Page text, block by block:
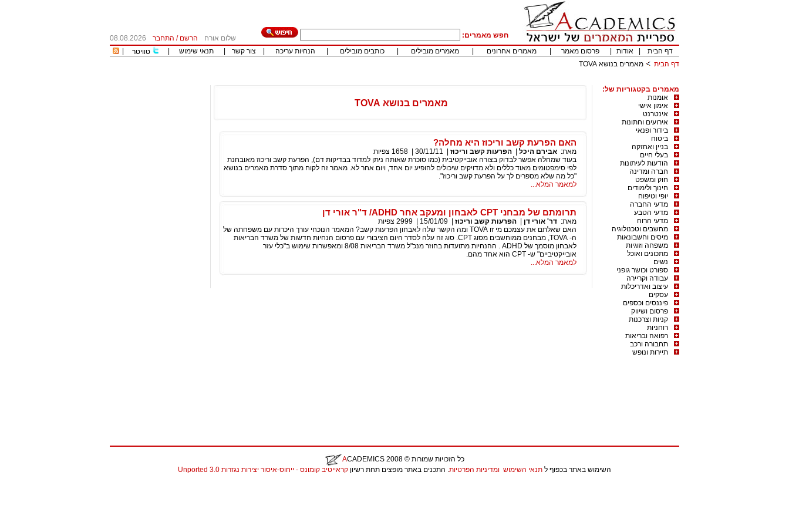
חפש מאמרים: שלום אורח הרשם / התחבר
08.08.2026
דף הבית
אודות פרסום מאמר מאמרים אחרונים מאמרים מובילים כותבים מובילים הנחיות עריכה צור קשר תנאי שימוש טוויטר
דף הבית
מאמרים בנושא TOVA
מאמרים בקטגוריות של:
אומנות
אימון אישי
אינטרנט
אירועים וחתונות
בידור ופנאי
ביטוח
בניין ואחזקה
בעלי חיים
הודעות לעיתונות
חברה ומדינה
חוק ומשפט
חינוך ולימודים
יופי וטיפוח
מדעי החברה
מדעי הטבע
מדעי הרוח
מחשבים וטכנולוגיה
מיסים וחשבונאות
משפחה וזוגיות
מתכונים ואוכל
נשים
ספורט וכושר גופני
עבודה וקריירה
עיצוב ואדריכלות
עסקים
פיננסים וכספים
פרסום ושיווק
קניות וצרכנות
רוחניות
רפואה ובריאות
תחבורה ורכב
תיירות ונופש
מאמרים בנושא TOVA
האם הפרעת קשב וריכוז היא מחלה?
מאת: אבירם היכל |הפרעות קשב וריכוז 30/11/11
|
1658 צפיות
בעוד שמחלה אפשר לבדוק בצורה אובייקטיבית (כמו סוכרת שאותה ניתן למדוד בבדיקות דם), הפרעת קשב וריכוז מאובחנת
לפי סימפטומים מאוד כללים ולא מדויקים שיכולים להופיע יום אחד, ויום אחר לא. מאמר זה לקוח מתוך סדרת מאמרים בנושא
"כל מה שלא מספרים לך על הפרעת קשב וריכוז".
למאמר המלא...
תרומתם של מבחני CPT לאבחון ומעקב אחר ADHD/ ד"ר אורי דן
מאת: דר' אורי דן |הפרעות קשב וריכוז |
15/01/09
|
2999 צפיות
האם שאלתם את עצמכם מי זו TOVA ומה הקשר שלה לאבחון הפרעות קשב? המאמר הנוכחי עורך היכרות עם משפחתה של
ה- TOVA, מבחנים ממוחשבים מסוג CPT. סוג זה עלה לסדר היום הציבורי עם פרסום הנחיות חדשות של משרד הבריאות
לאבחון מוסמך של ADHD . ההנחיות מתועדות בחוזר מנכ"ל משרד הבריאות 8/08 ומאפשרות שימוש ב"כלי עזר
אובייקטיביים" ש- CPT הוא אחד מהם.
למאמר המלא...
כל הזכויות שמורות © 2008
ACADEMICS
השימוש באתר בכפוף ל תנאי השימוש ומדיניות הפרטיות. התכנים באתר מופצים תחת רשיון קראייטיב קומונס - ייחוס-איסור יצירות נגזרות 3.0 Unported